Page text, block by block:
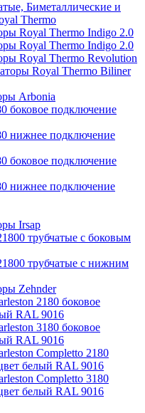
Биметаллические и
Thermo
Royal Thermo Indigo 2.0
Royal Thermo Indigo 2.0
Royal Thermo Revolution
Royal Thermo Biliner
Arbonia
боковое подключение
нижнее подключение
боковое подключение
нижнее подключение
Irsap
трубчатые с боковым
трубчатые с нижним
Zehnder
2180 боковое
RAL 9016
3180 боковое
RAL 9016
Completto 2180
белый RAL 9016
Completto 3180
белый RAL 9016